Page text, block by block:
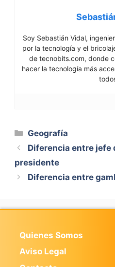
Soy Sebastián Vidal,
por la tecnología y el
de tecnobits.com, donde
hacer la tecnología más
Categorías
Geografía
Diferencia entre jefe
presidente
Diferencia entre
Quienes Somos
Aviso Legal